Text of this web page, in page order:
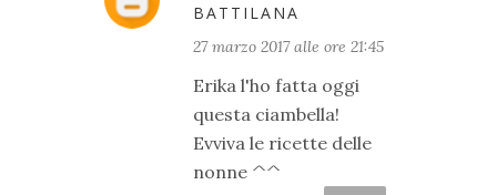
BATTILANA
27 marzo 2017 alle ore 21:45
Erika l'ho fatta oggi
questa ciambella!
Evviva le ricette delle
nonne ^^